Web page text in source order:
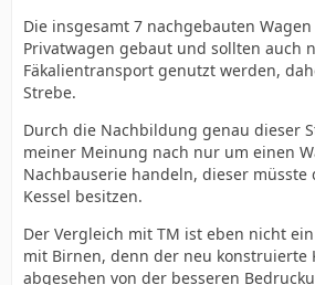
Die insgesamt 7 nachgebauten
Privatwagen gebaut und sollten auch
Fäkalientransport genutzt werden,
Strebe.
Durch die Nachbildung genau dieser
meiner Meinung nach nur um einen
Nachbauserie handeln, dieser müsste
Kessel besitzen.
Der Vergleich mit TM ist eben nicht
mit Birnen, denn der neu konstruierte
abgesehen von der besseren